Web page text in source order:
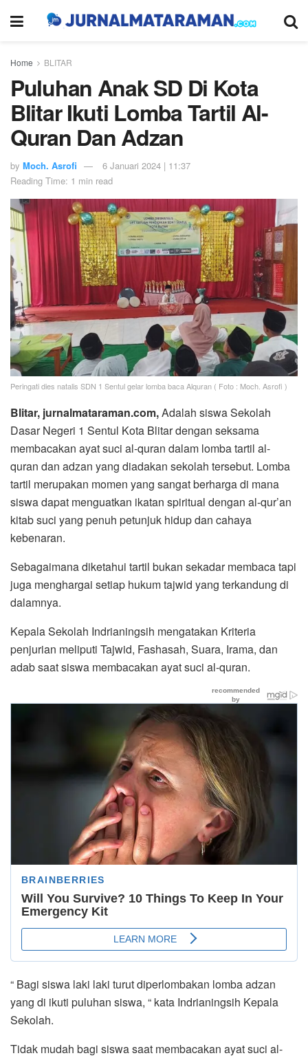
Home BLITAR
Puluhan Anak SD Di Kota
Blitar Ikuti Lomba Tartil Al-
Quran Dan Adzan
by Moch. Asrofi
6 Januari 2024 | 11:37
Reading Time: 1 min read
Peringati dies natalis SDN 1 Sentul gelar lomba baca Alquran ( Foto : Moch. Asrofi )
Blitar, jurnalmataraman.com,Adalah siswa Sekolah
Dasar Negeri 1 Sentul Kota Blitar dengan seksama
membacakan ayat suci al-quran dalam lomba tartil al-
quran dan adzan yang diadakan sekolah tersebut. Lomba
tartil merupakan momen yang sangat berharga di mana
siswa dapat menguatkan ikatan spiritual dengan al-qur’an
kitab suci yang penuh petunjuk hidup dan cahaya
kebenaran.
Sebagaimana diketahui tartil bukan sekadar membaca tapi
juga menghargai setiap hukum tajwid yang terkandung di
dalamnya.
Kepala Sekolah Indrianingsih mengatakan Kriteria
penjurian meliputi Tajwid, Fashasah, Suara, Irama, dan
adab saat siswa membacakan ayat suci al-quran.
“ Bagi siswa laki laki turut diperlombakan lomba adzan
yang di ikuti puluhan siswa, “ kata Indrianingsih Kepala
Sekolah.
Tidak mudah bagi siswa saat membacakan ayat suci al-